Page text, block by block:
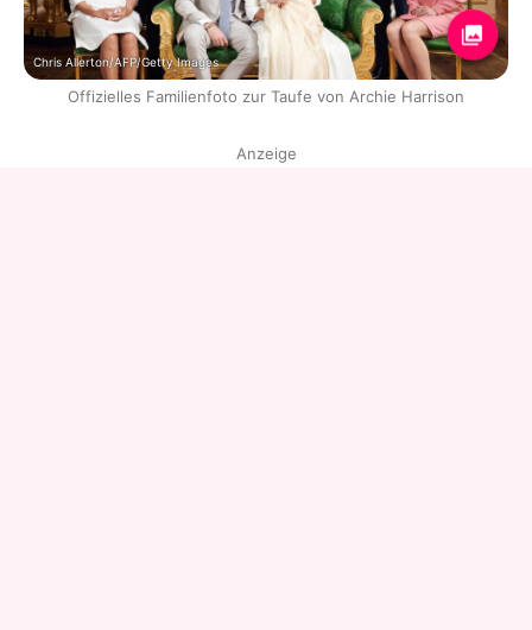
Chris Allerton/AFP/Getty Images
Offizielles Familienfoto zur Taufe von Archie Harrison
Anzeige